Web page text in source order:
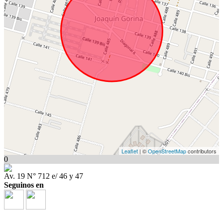
Leaflet | ©OpenStreetMapcontributors
0
Av. 19 N° 712 e/ 46 y 47
Seguinos en